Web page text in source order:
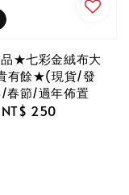
★七彩金絨布大
有餘★(現貨/發
春節/過年佈置
Sale
NT$ 250